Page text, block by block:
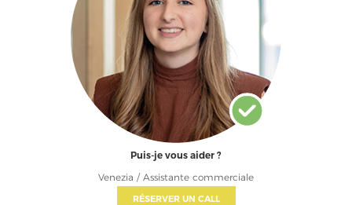
Puis-je vous aider ?
Venezia / Assistante commerciale
RÉSERVER UN CALL